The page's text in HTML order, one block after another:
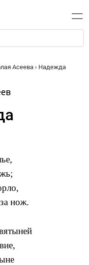
Асеева› Надежда
нож.